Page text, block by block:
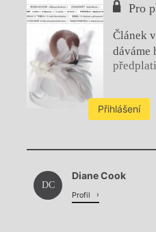
Pro
Článek
dáváme
Přihlášení
DC
Diane Cook
Profil